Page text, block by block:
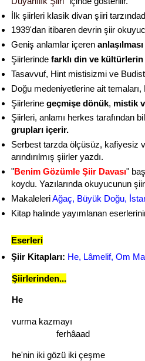
İlk şiirleri klasik divan şiiri
1939'dan itibaren devrin şiir
Geniş anlamlar içeren
Şiirlerinde farklı din ve
Tasavvuf, Hint mistisizmi ve
Doğu medeniyetlerine ait temaları,
Şiirlerine geçmişe dönük, mistik
Şiirleri, anlamı herkes tarafından
grupları içerir.
Serbest tarzda ölçüsüz, kafiyesiz
arındırılmış şiirler yazdı.
"Benim Gözümle Şiir Davası"
koydu. Yazılarında okuyucunun
MakaleleriAğaç, Büyük Doğu,
Kitap halinde yayımlanan
Eserleri
Şiir Kitapları: He, Lâmelif, Om
Şiirlerinden...
He
vurma kazmayı
ferhâaad
he'nin iki gözü iki çeşme